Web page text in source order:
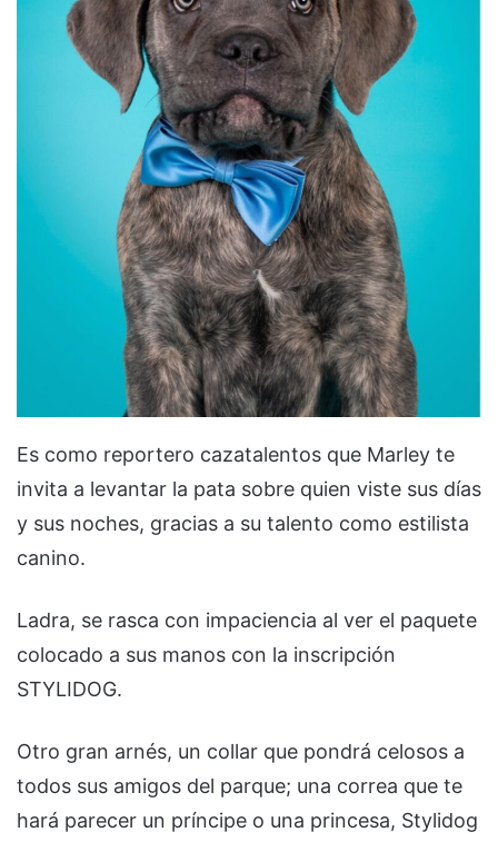
Es como reportero cazatalentos que Marley te
invita a levantar la pata sobre quien viste sus días
y sus noches, gracias a su talento como estilista
canino.
Ladra, se rasca con impaciencia al ver el paquete
colocado a sus manos con la inscripción
STYLIDOG.
Otro gran arnés, un collar que pondrá celosos a
todos sus amigos del parque; una correa que te
hará parecer un príncipe o una princesa, Stylidog